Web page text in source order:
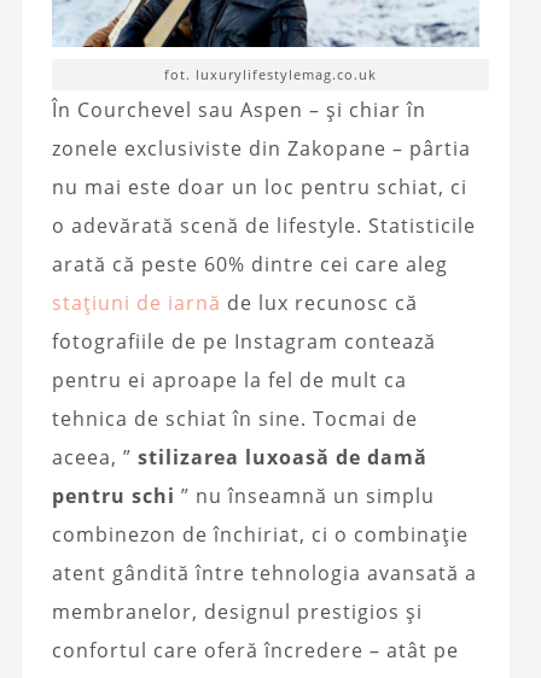
fot. luxurylifestylemag.co.uk
În Courchevel sau Aspen – și chiar în
zonele exclusiviste din Zakopane – pârtia
nu mai este doar un loc pentru schiat, ci
o adevărată scenă de lifestyle. Statisticile
arată că peste 60% dintre cei care aleg
stațiuni de iarnă de lux recunosc că
fotografiile de pe Instagram contează
pentru ei aproape la fel de mult ca
tehnica de schiat în sine. Tocmai de
aceea, ” stilizarea luxoasă de damă
pentru schi ” nu înseamnă un simplu
combinezon de închiriat, ci o combinație
atent gândită între tehnologia avansată a
membranelor, designul prestigios și
confortul care oferă încredere – atât pe